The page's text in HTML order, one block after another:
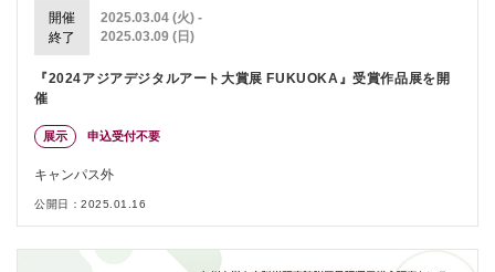
開催
終了
2025.03.04 (火) -
2025.03.09 (日)
『2024アジアデジタルアート大賞展 FUKUOKA』受賞作品展を開
催
展示 申込受付不要
キャンパス外
公開日：2025.01.16